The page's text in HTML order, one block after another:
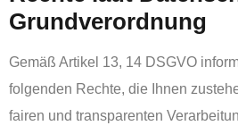
Grundverordnung
Gemäß Artikel 13, 14 DSGVO
folgenden Rechte, die Ihnen
fairen und transparenten